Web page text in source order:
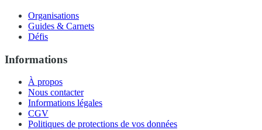
Organisations
Guides & Carnets
Défis
Informations
À propos
Nous contacter
Informations légales
CGV
Politiques de protections de vos données